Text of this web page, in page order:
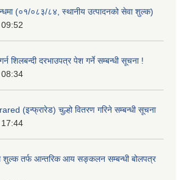
(०१/०८३/८४, स्थानीय उत्पादनको सेवा शुल्क)
दरभाउपत्र पेश गर्ने सम्बन्धी सूचना !
(इन्फ्रारेड) चुल्हो वितरण गरिने सम्बन्धी सूचना
शुल्क तर्फ आन्तरिक आय सङ्कलन सम्बन्धी बोलपत्र